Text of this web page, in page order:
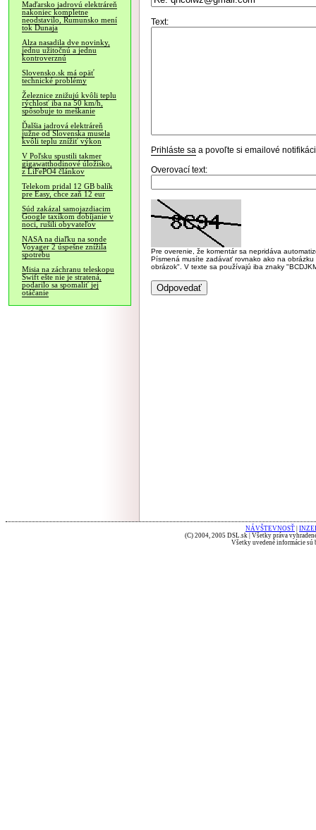
Maďarsko jadrovú elektráreň
nakoniec kompletne
neodstavilo, Rumunsko mení
tok Dunaja
Alza nasadila dve novinky,
jednu užitočnú a jednu
kontroverznú
Slovensko.sk má opäť
technické problémy
Železnice znižujú kvôli teplu
rýchlosť iba na 50 km/h,
spôsobuje to meškanie
Ďalšia jadrová elektráreň
južne od Slovenska musela
kvôli teplu znížiť výkon
V Poľsku spustili takmer
gigawatthodinové úložisko,
z LiFePO4 článkov
Telekom pridal 12 GB balík
pre Easy, chce zaň 12 eur
Súd zakázal samojazdiacim
Google taxíkom dobíjanie v
noci, rušili obyvateľov
NASA na diaľku na sonde
Voyager 2 úspešne znížila
spotrebu
Misia na záchranu teleskopu
Swift ešte nie je stratená,
podarilo sa spomaliť jej
otáčanie
Text:
Prihláste sa a povoľte si emailové
Overovací text:
Pre overenie, že komentár sa nepridáva
Písmená musíte zadávať rovnako ako na
obrázok". V texte sa používajú iba znaky
NÁVŠTEVNOSŤ
(C) 2004, 2005 DSL.sk | Všetky práva
Všetky uvedené informácie sú